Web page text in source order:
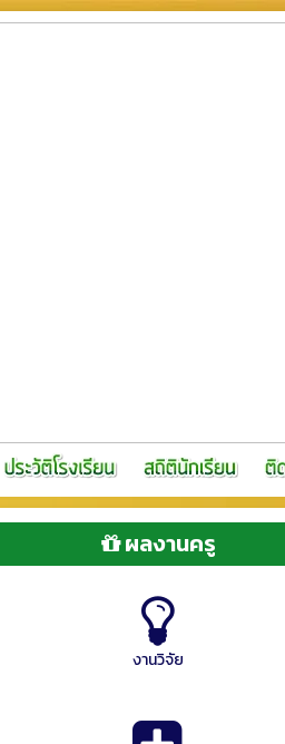
ผลงานครู
งานวิจัย